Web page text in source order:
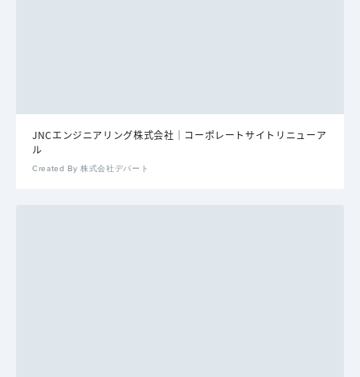
JNCエンジニアリング株式会社｜コーポレートサイトリニューア
ル
Created By 株式会社デパート